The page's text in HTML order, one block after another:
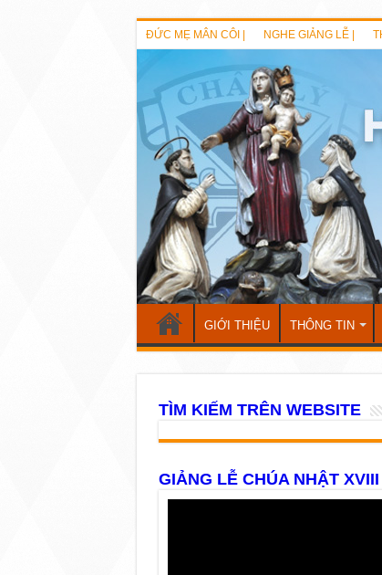
ĐỨC MẸ MÂN CÔI | NGHE GIẢNG LỄ |
GIỚI THIỆU THÔNG TIN
TÌM KIẾM TRÊN WEBSITE
GIẢNG LỄ CHÚA NHẬT